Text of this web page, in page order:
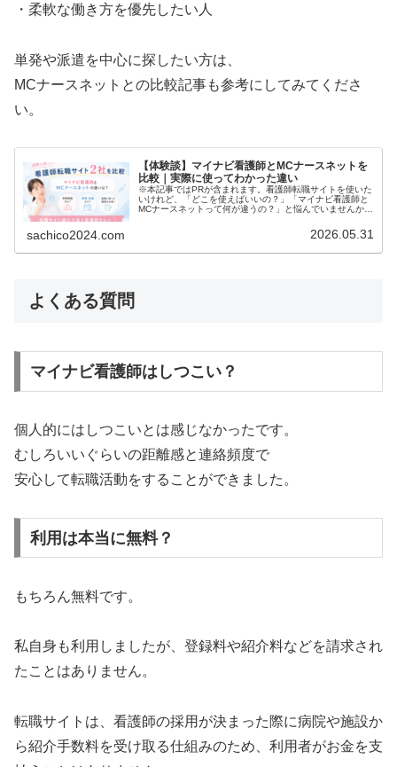
・柔軟な働き方を優先したい人
単発や派遣を中心に探したい方は、
MCナースネットとの比較記事も参考にしてみてくださ
い。
【体験談】マイナビ看護師とMCナースネットを
比較｜実際に使ってわかった違い
※本記事ではPRが含まれます。看護師転職サイトを使いた
いけれど、「どこを使えばいいの？」「マイナビ看護師と
MCナースネットって何が違うの？」と悩んでいませんか？
sachico2024.com 2026.05.31
よくある質問
マイナビ看護師はしつこい？
個人的にはしつこいとは感じなかったです。
むしろいいぐらいの距離感と連絡頻度で
安心して転職活動をすることができました。
利用は本当に無料？
もちろん無料です。
私自身も利用しましたが、登録料や紹介料などを請求され
たことはありません。
転職サイトは、看護師の採用が決まった際に病院や施設か
ら紹介手数料を受け取る仕組みのため、利用者がお金を支